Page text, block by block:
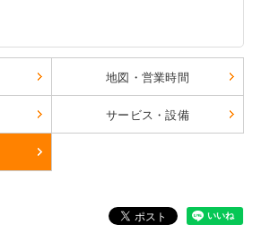
地図・営業時間
サービス・設備